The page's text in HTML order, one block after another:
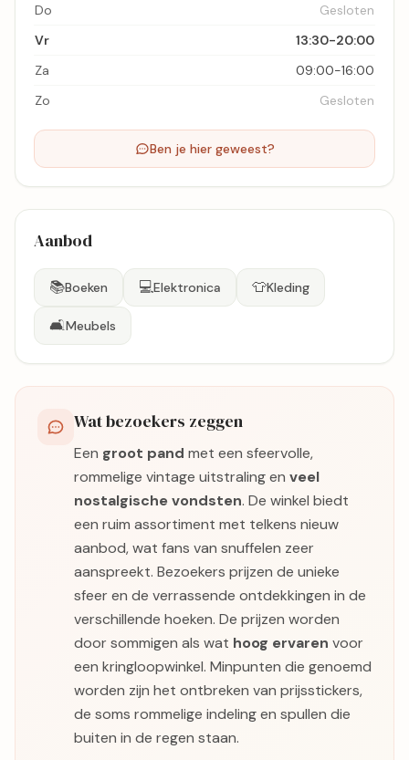
Do
Gesloten
Vr
13:30-20:00
Za
09:00-16:00
Zo
Gesloten
Ben je hier geweest?
Aanbod
📚Boeken 💻Elektronica 👕Kleding
🛋️Meubels
Wat bezoekers zeggen
Een groot pand met een sfeervolle,
rommelige vintage uitstraling en veel
nostalgische vondsten. De winkel biedt
een ruim assortiment met telkens nieuw
aanbod, wat fans van snuffelen zeer
aanspreekt. Bezoekers prijzen de unieke
sfeer en de verrassende ontdekkingen in de
verschillende hoeken. De prijzen worden
door sommigen als wat hoog ervaren voor
een kringloopwinkel. Minpunten die genoemd
worden zijn het ontbreken van prijsstickers,
de soms rommelige indeling en spullen die
buiten in de regen staan.